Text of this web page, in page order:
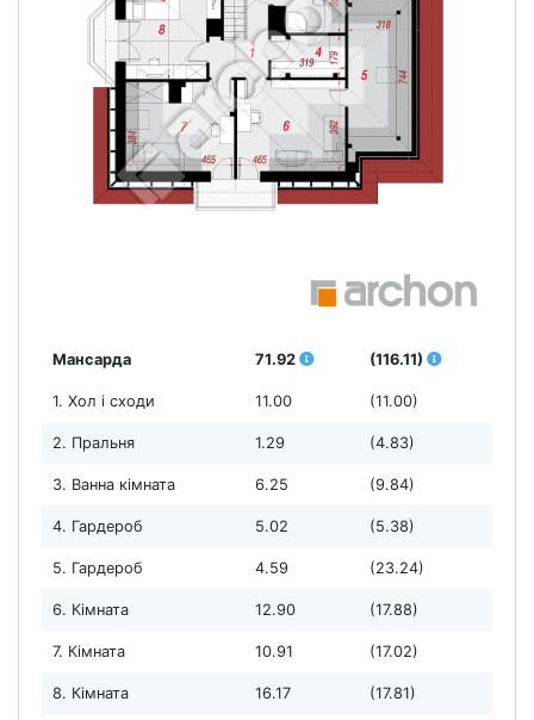
Мансарда 71.92 (116.11)
1. Хол і сходи 11.00 (11.00)
2. Пральня 1.29 (4.83)
3. Ванна кімната 6.25 (9.84)
4. Гардероб 5.02 (5.38)
5. Гардероб 4.59 (23.24)
6. Кімната 12.90 (17.88)
7. Кімната 10.91 (17.02)
8. Кімната 16.17 (17.81)